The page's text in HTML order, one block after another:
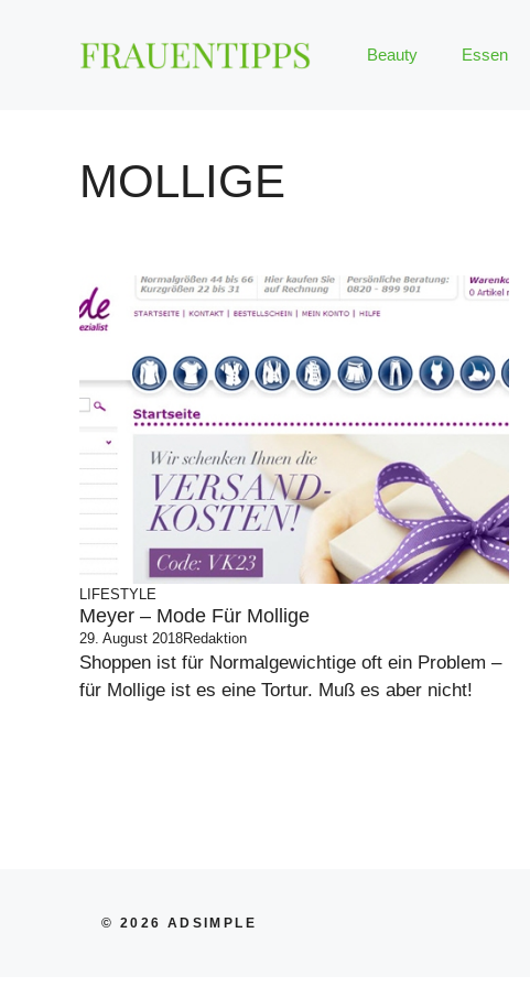
Beauty Essen
MOLLIGE
LIFESTYLE
Meyer – Mode Für Mollige
29. August 2018Redaktion
Shoppen ist für Normalgewichtige oft ein Problem –
für Mollige ist es eine Tortur. Muß es aber nicht!
© 2026 ADSIMPLE